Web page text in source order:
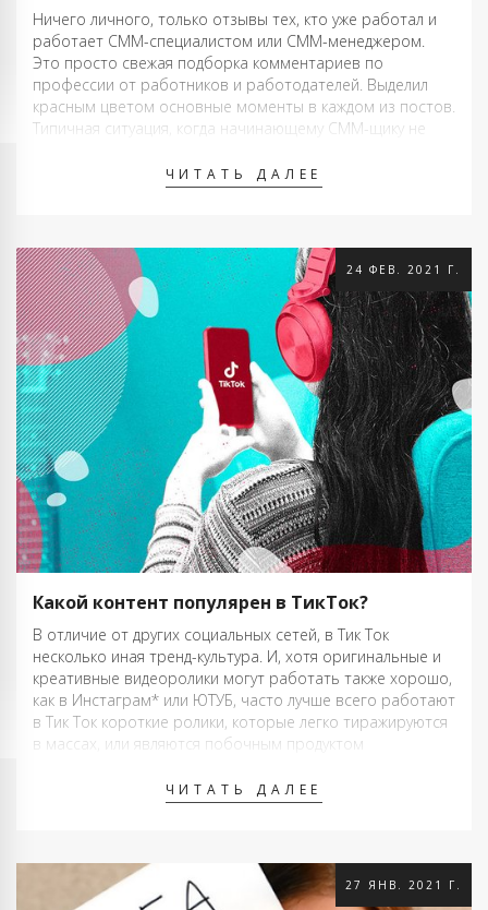
Ничего личного, только отзывы тех, кто уже работал и
работает СММ-специалистом или СММ-менеджером.
Это просто свежая подборка комментариев по
профессии от работников и работодателей. Выделил
красным цветом основные моменты в каждом из постов.
Типичная ситуация, когда начинающему СММ-щику не
сертификат от неизвестной компании …
ЧИТАТЬ ДАЛЕЕ
24 ФЕВ. 2021 Г.
Какой контент популярен в ТикТок?
В отличие от других социальных сетей, в Тик Ток
несколько иная тренд-культура. И, хотя оригинальные и
креативные видеоролики могут работать также хорошо,
как в Инстаграм* или ЮТУБ, часто лучше всего работают
в Тик Ток короткие ролики, которые легко тиражируются
в массах, или являются побочным продуктом
ЧИТАТЬ ДАЛЕЕ
27 ЯНВ. 2021 Г.